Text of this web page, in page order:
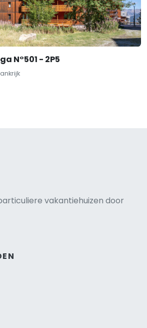
N°501 - 2P5
vakantiehuizen door